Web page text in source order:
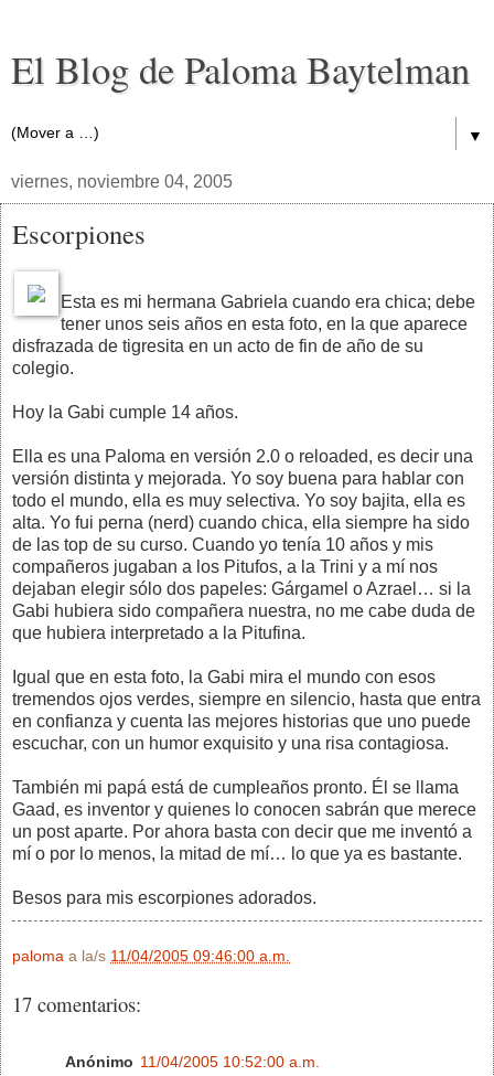
El Blog de Paloma Baytelman
▼
viernes, noviembre 04, 2005
Escorpiones
Esta es mi hermana Gabriela cuando era chica; debe
tener unos seis años en esta foto, en la que aparece
disfrazada de tigresita en un acto de fin de año de su
colegio.
Hoy la Gabi cumple 14 años.
Ella es una Paloma en versión 2.0 o reloaded, es decir una
versión distinta y mejorada. Yo soy buena para hablar con
todo el mundo, ella es muy selectiva. Yo soy bajita, ella es
alta. Yo fui perna (nerd) cuando chica, ella siempre ha sido
de las top de su curso. Cuando yo tenía 10 años y mis
compañeros jugaban a los Pitufos, a la Trini y a mí nos
dejaban elegir sólo dos papeles: Gárgamel o Azrael… si la
Gabi hubiera sido compañera nuestra, no me cabe duda de
que hubiera interpretado a la Pitufina.
Igual que en esta foto, la Gabi mira el mundo con esos
tremendos ojos verdes, siempre en silencio, hasta que entra
en confianza y cuenta las mejores historias que uno puede
escuchar, con un humor exquisito y una risa contagiosa.
También mi papá está de cumpleaños pronto. Él se llama
Gaad, es inventor y quienes lo conocen sabrán que merece
un post aparte. Por ahora basta con decir que me inventó a
mí o por lo menos, la mitad de mí… lo que ya es bastante.
Besos para mis escorpiones adorados.
paloma a la/s 11/04/2005 09:46:00 a.m.
17 comentarios:
Anónimo 11/04/2005 10:52:00 a.m.